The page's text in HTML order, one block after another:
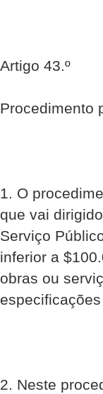
Artigo 43.º
Procedimento
1. O
que vai
Serviço
inferior a
obras ou
2. Neste